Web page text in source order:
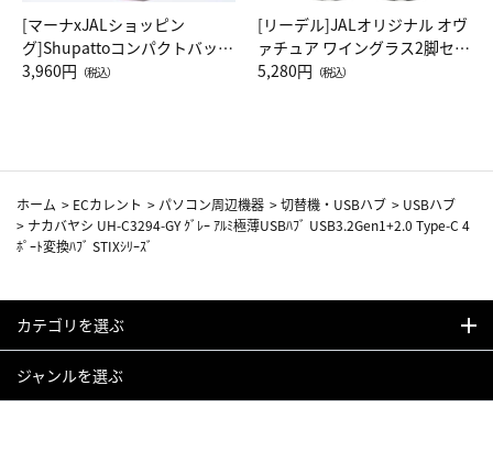
[マーナxJALショッピン
グ]Shupattoコンパクトバッグ
Drop JAL客室乗務員（LC）ス
3,960円 （税込）
[リーデル]JALオリジナル オヴ
ァチュア ワイングラス2脚セッ
ト（レッドワイン）
5,280円 （税込）
ホーム > ECカレント > パソコン周辺機器 >切替機・USBハブ > USBハブ
> ナカバヤシ UH-C3294-GY ｸﾞﾚｰ ｱﾙﾐ極薄USBﾊﾌﾞ USB3.2Gen1+2.0 Type-C 4
ﾎﾟｰﾄ変換ﾊﾌﾞ STIXｼﾘｰｽﾞ
カテゴリを選ぶ
ジャンルを選ぶ